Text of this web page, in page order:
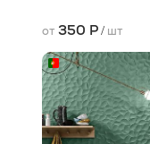
от 350 Р/ шт